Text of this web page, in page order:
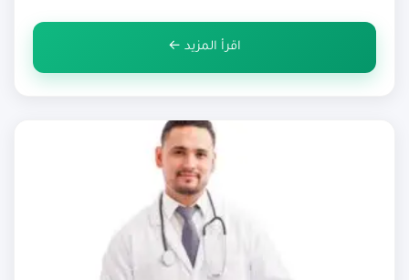
النفسيون في الظفرة أحدث الأساليب التشخيصية لفهم
اقرأ المزيد ←